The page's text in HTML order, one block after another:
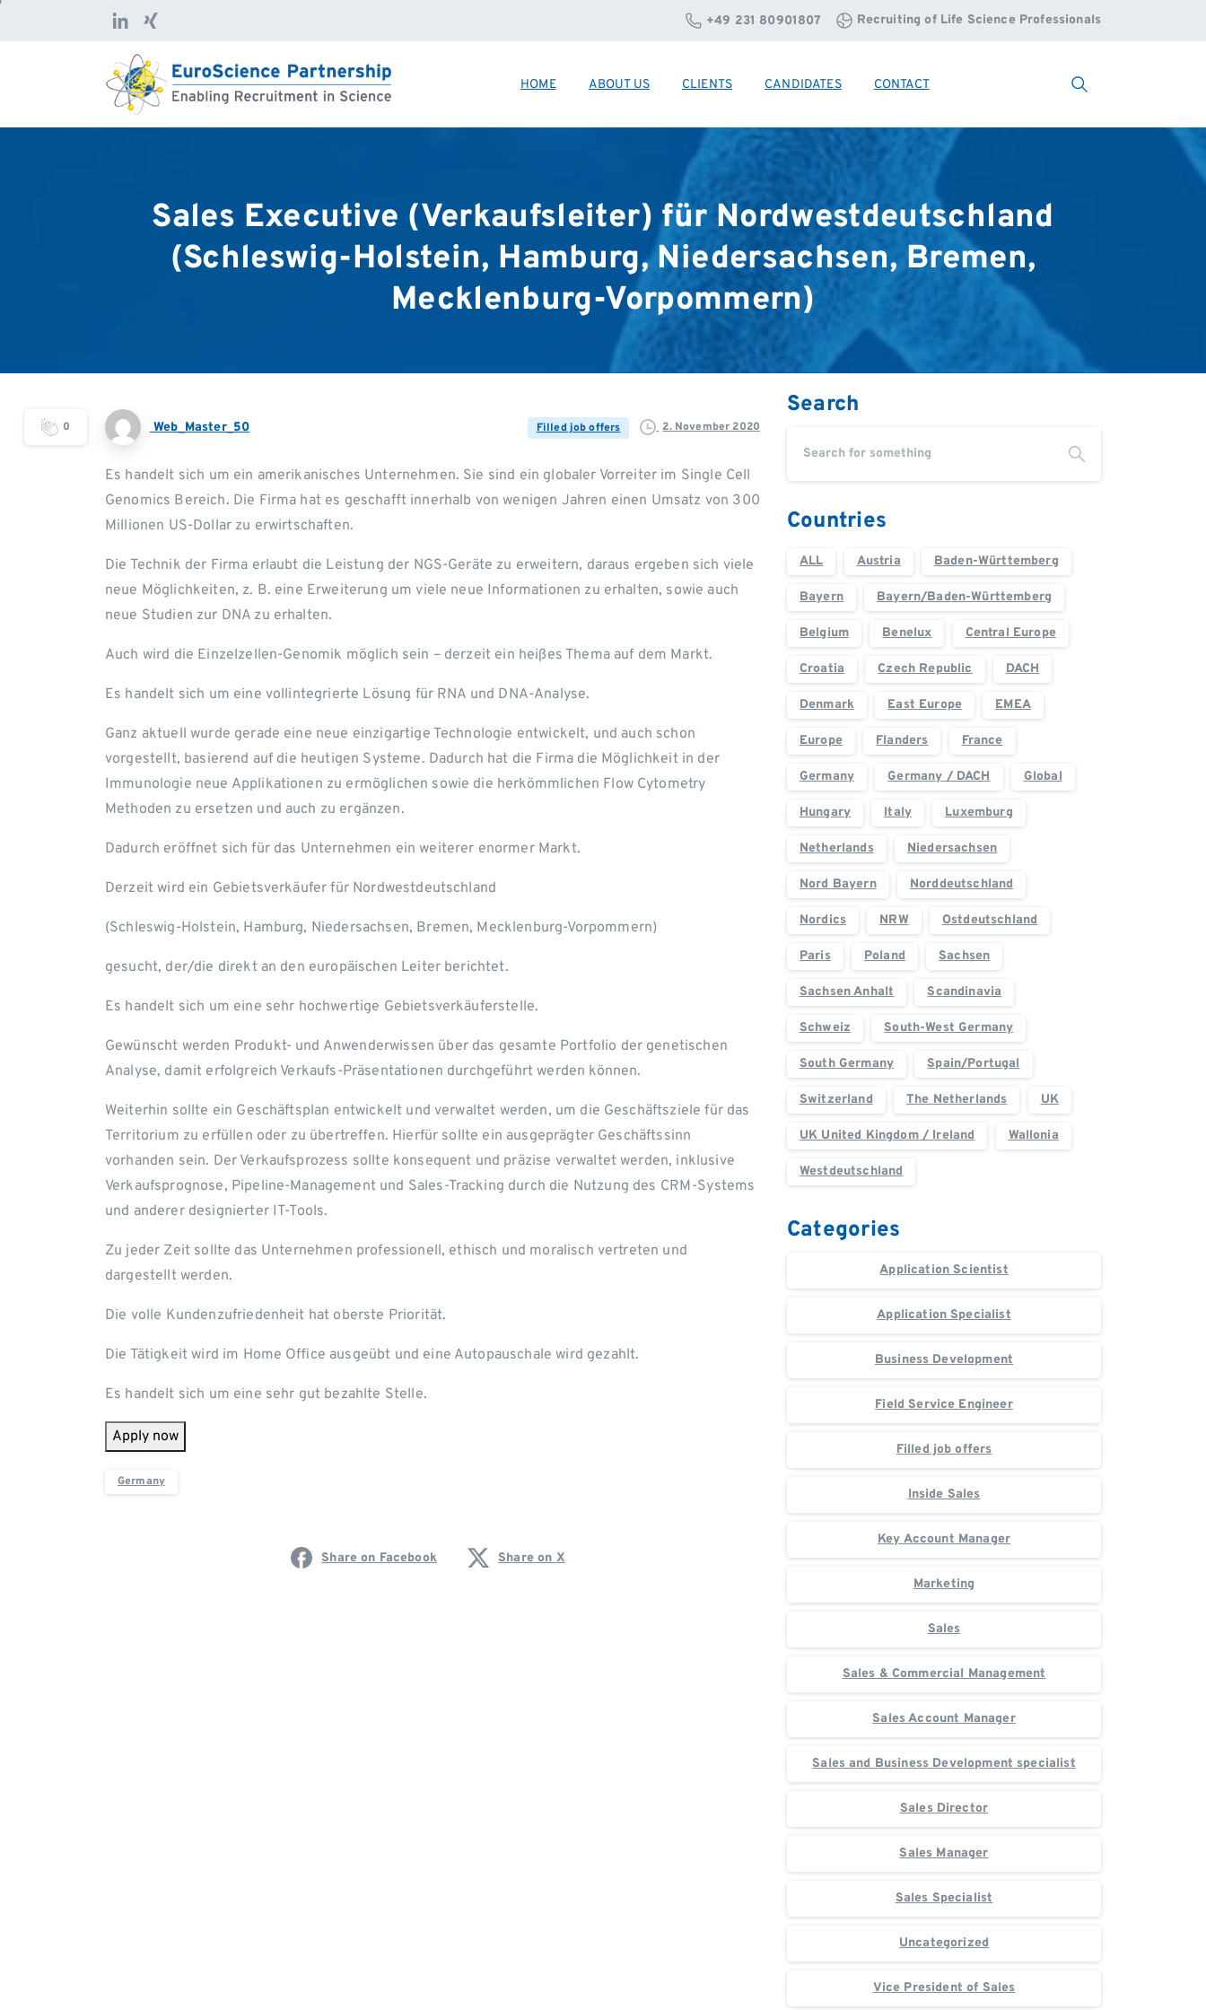
+49 231 80901807 Recruiting of Life Science Professionals
HOME ABOUT US CLIENTS CANDIDATES CONTACT
Search
Sales Executive (Verkaufsleiter) für Nordwestdeutschland
(Schleswig-Holstein, Hamburg, Niedersachsen, Bremen,
Mecklenburg-Vorpommern)
Web_Master_50 Filled job offers 2. November 2020
Es handelt sich um ein amerikanisches Unternehmen. Sie sind ein globaler Vorreiter im Single Cell
Genomics Bereich. Die Firma hat es geschafft innerhalb von wenigen Jahren einen Umsatz von 300
Millionen US-Dollar zu erwirtschaften.
Die Technik der Firma erlaubt die Leistung der NGS-Geräte zu erweitern, daraus ergeben sich viele
neue Möglichkeiten, z. B. eine Erweiterung um viele neue Informationen zu erhalten, sowie auch
neue Studien zur DNA zu erhalten.
Auch wird die Einzelzellen-Genomik möglich sein – derzeit ein heißes Thema auf dem Markt.
Es handelt sich um eine vollintegrierte Lösung für RNA und DNA-Analyse.
Ganz aktuell wurde gerade eine neue einzigartige Technologie entwickelt, und auch schon
vorgestellt, basierend auf die heutigen Systeme. Dadurch hat die Firma die Möglichkeit in der
Immunologie neue Applikationen zu ermöglichen sowie die herkömmlichen Flow Cytometry
Methoden zu ersetzen und auch zu ergänzen.
Dadurch eröffnet sich für das Unternehmen ein weiterer enormer Markt.
Derzeit wird ein Gebietsverkäufer für Nordwestdeutschland
(Schleswig-Holstein, Hamburg, Niedersachsen, Bremen, Mecklenburg-Vorpommern)
gesucht, der/die direkt an den europäischen Leiter berichtet.
Es handelt sich um eine sehr hochwertige Gebietsverkäuferstelle.
Gewünscht werden Produkt- und Anwenderwissen über das gesamte Portfolio der genetischen
Analyse, damit erfolgreich Verkaufs-Präsentationen durchgeführt werden können.
Weiterhin sollte ein Geschäftsplan entwickelt und verwaltet werden, um die Geschäftsziele für das
Territorium zu erfüllen oder zu übertreffen. Hierfür sollte ein ausgeprägter Geschäftssinn
vorhanden sein. Der Verkaufsprozess sollte konsequent und präzise verwaltet werden, inklusive
Verkaufsprognose, Pipeline-Management und Sales-Tracking durch die Nutzung des CRM-Systems
und anderer designierter IT-Tools.
Zu jeder Zeit sollte das Unternehmen professionell, ethisch und moralisch vertreten und
dargestellt werden.
Die volle Kundenzufriedenheit hat oberste Priorität.
Die Tätigkeit wird im Home Office ausgeübt und eine Autopauschale wird gezahlt.
Es handelt sich um eine sehr gut bezahlte Stelle.
Apply now
Germany
0
Share on Facebook Share on X
Search
Countries
ALL Austria Baden-Württemberg
Bayern Bayern/Baden-Württemberg
Belgium Benelux Central Europe
Croatia Czech Republic DACH
Denmark East Europe EMEA
Europe Flanders France
Germany Germany / DACH Global
Hungary Italy Luxemburg
Netherlands Niedersachsen
Nord Bayern Norddeutschland
Nordics NRW Ostdeutschland
Paris Poland Sachsen
Sachsen Anhalt Scandinavia
Schweiz South-West Germany
South Germany Spain/Portugal
Switzerland The Netherlands UK
UK United Kingdom / Ireland Wallonia
Westdeutschland
Categories
Application Scientist
Application Specialist
Business Development
Field Service Engineer
Filled job offers
Inside Sales
Key Account Manager
Marketing
Sales
Sales & Commercial Management
Sales Account Manager
Sales and Business Development specialist
Sales Director
Sales Manager
Sales Specialist
Uncategorized
Vice President of Sales